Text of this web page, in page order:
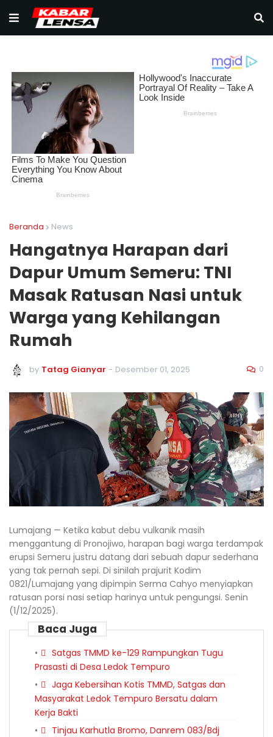
Beranda News
Hangatnya Harapan dari
Dapur Umum Semeru: TNI
Masak Ratusan Nasi untuk
Warga yang Kehilangan
Rumah
by Tatag Gianyar - Desember 01, 2025 0
Lumajang — Ketika kabut debu vulkanik masih
menggantung di Pronojiwo, harapan bagi warga terdampak
erupsi Semeru justru datang dari sebuah dapur sederhana
yang tak pernah sepi. Di sinilah prajurit Kodim
0821/Lumajang yang dipimpin Serma Cahyo menyiapkan
ratusan porsi nasi setiap harinya untuk pengungsi. Senin
(1/12/2025).
Baca Juga
Satgas TMMD ke-129 Rampungkan Tugu
Prasasti di Desa Ledok Tempuro
Jaga Kebersihan Kotis TMMD, Satgas dan
Masyarakat Ledok Tempuro Bersatu dalam
Kerja Bakti
Tinjau Karhutla Bromo, Danrem 083/Bdj